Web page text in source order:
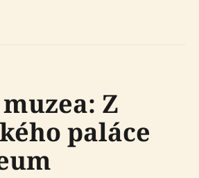
Z
paláce